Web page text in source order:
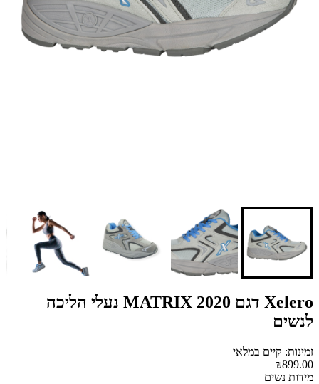
Xelero דגם MATRIX 2020 נעלי הליכה
לנשים
זמינות: קיים במלאי
₪899.00
מידות נשים